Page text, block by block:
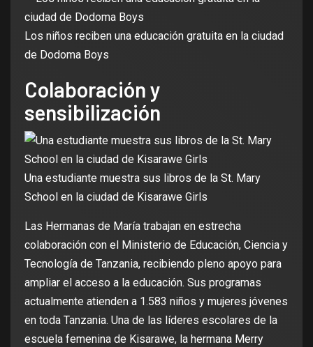
Los niños reciben una educación gratuita en la ciudad
de Dodoma Boys
Colaboración y
sensibilización
Una estudiante muestra sus libros de la St. Mary
School en la ciudad de Kisarawe Girls
Las Hermanas de María trabajan en estrecha
colaboración con el Ministerio de Educación, Ciencia y
Tecnología de Tanzania, recibiendo pleno apoyo para
ampliar el acceso a la educación. Sus programas
actualmente atienden a 1.583 niños y mujeres jóvenes
en toda Tanzania. Una de las líderes escolares de la
escuela femenina de Kisarawe, la hermana Merry